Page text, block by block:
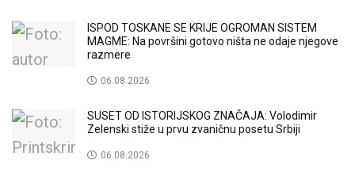
ISPOD TOSKANE SE KRIJE OGROMAN SISTEM
MAGME: Na površini gotovo ništa ne odaje njegove
razmere
06.08.2026
SUSET OD ISTORIJSKOG ZNAČAJA: Volodimir
Zelenski stiže u prvu zvaničnu posetu Srbiji
06.08.2026